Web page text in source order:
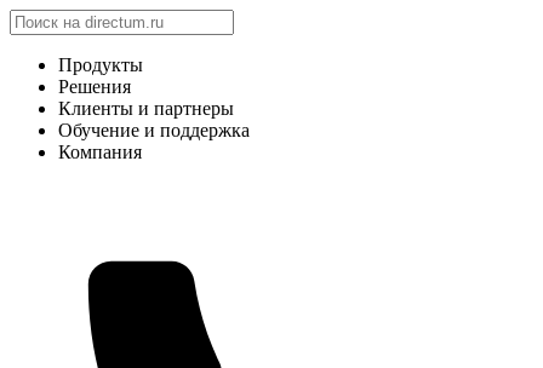
Продукты
Решения
Клиенты и партнеры
Обучение и поддержка
Компания